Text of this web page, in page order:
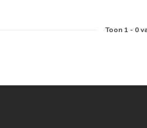
Toon 1- 0